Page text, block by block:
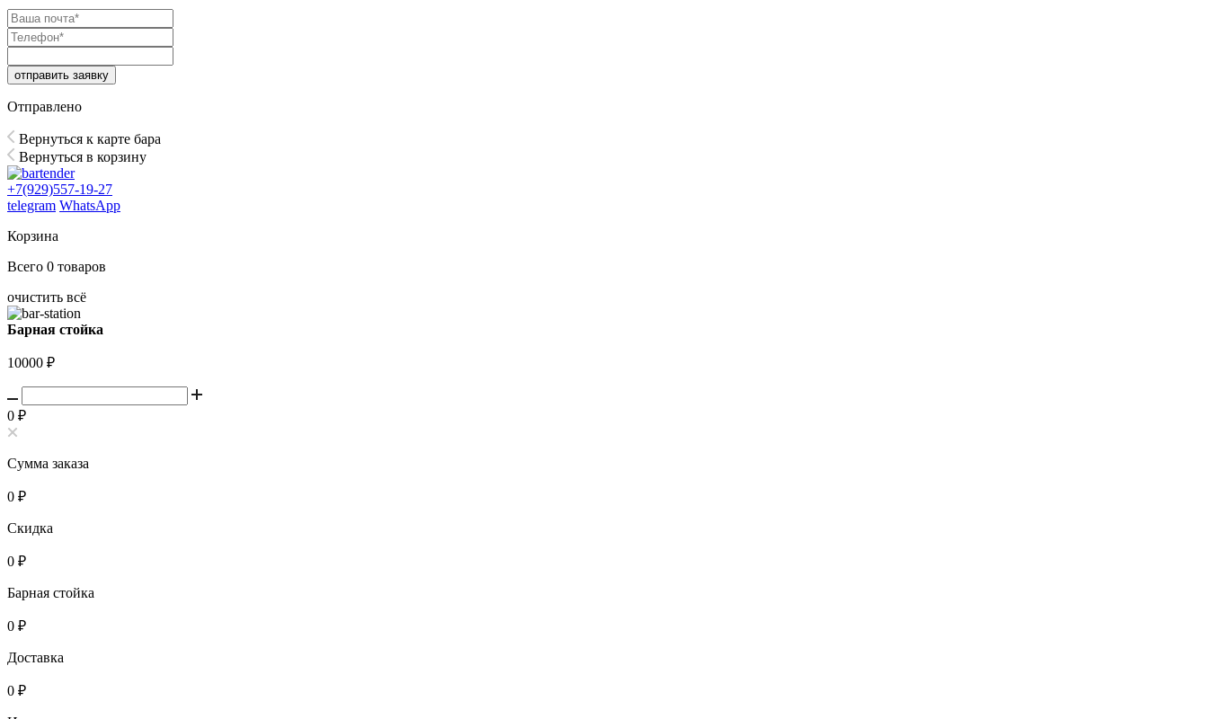
отправить заявку
Отправлено
Вернуться к карте бара
Вернуться в корзину
+7(929)557-19-27
telegram WhatsApp
Корзина
Всего 0 товаров
очистить всё
Барная стойка
10000 ₽
0 ₽
Сумма заказа
0 ₽
Скидка
0 ₽
Барная стойка
0 ₽
Доставка
0 ₽